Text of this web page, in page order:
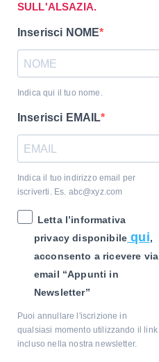
SULL'ALSAZIA.
Inserisci NOME
Indica qui il tuo nome.
Inserisci EMAIL
Indica il tuo indirizzo email per
iscriverti. Es. abc@xyz.com
Letta l’informativa
privacy disponibile qui,
acconsento a ricevere via
email “Appunti in
Newsletter”
Puoi annullare l'iscrizione in
qualsiasi momento utilizzando il link
incluso nella nostra newsletter.